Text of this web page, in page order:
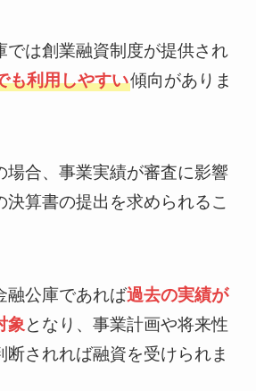
では創業融資制度が提供され
も利用しやすい傾向がありま
場合、事業実績が審査に影響
決算書の提出を求められるこ
融公庫であれば過去の実績が
象 となり、事業計画や将来性
断されれば融資を受けられま